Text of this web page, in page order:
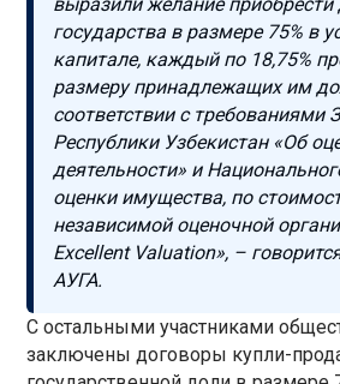
государства в размере 75% в
капитале, каждый по 18,75%
размеру принадлежащих им
соответствии с требованиями
Республики Узбекистан «Об
деятельности» и
оценки имущества, по
независимой оценочной
Excellent Valuation», –
АУГА.
С остальными участниками
заключены договоры купли-